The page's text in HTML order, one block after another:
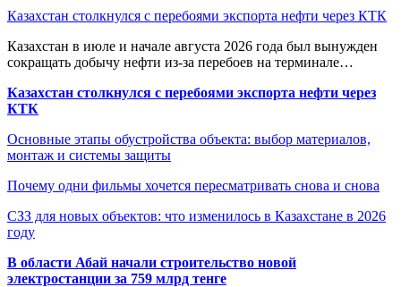
Казахстан столкнулся с перебоями экспорта нефти через КТК
Казахстан в июле и начале августа 2026 года был вынужден
сокращать добычу нефти из-за перебоев на терминале…
Казахстан столкнулся с перебоями экспорта нефти через
КТК
Основные этапы обустройства объекта: выбор материалов,
монтаж и системы защиты
Почему одни фильмы хочется пересматривать снова и снова
СЗЗ для новых объектов: что изменилось в Казахстане в 2026
году
В области Абай начали строительство новой
электростанции за 759 млрд тенге